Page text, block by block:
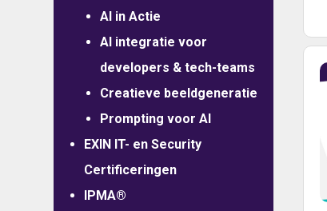
AI in Actie
AI integratie voor
developers & tech-teams
Creatieve beeldgeneratie
Prompting voor AI
EXIN IT- en Security
Certificeringen
IPMA®